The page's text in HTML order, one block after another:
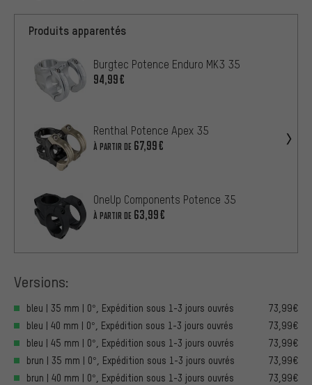
Produits apparentés
Burgtec Potence Enduro MK3 35
94,99€
Renthal Potence Apex 35
À PARTIR DE 67,99€
OneUp Components Potence 35
À PARTIR DE 63,99€
Versions:
bleu | 35 mm | 0°, Expédition sous 1-3 jours ouvrés
73,99€
bleu | 40 mm | 0°, Expédition sous 1-3 jours ouvrés
73,99€
bleu | 45 mm | 0°, Expédition sous 1-3 jours ouvrés
73,99€
brun | 35 mm | 0°, Expédition sous 1-3 jours ouvrés
73,99€
brun | 40 mm | 0°, Expédition sous 1-3 jours ouvrés
73,99€